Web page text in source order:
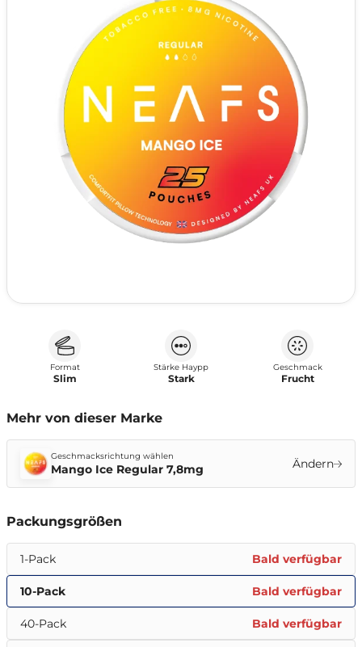
Format
Slim
Stärke Haypp
Stark
Geschmack
Frucht
Mehr von dieser Marke
Geschmacksrichtung wählen
Mango Ice Regular 7,8mg Ändern
Packungsgrößen
1-Pack Bald verfügbar
10-Pack Bald verfügbar
40-Pack Bald verfügbar